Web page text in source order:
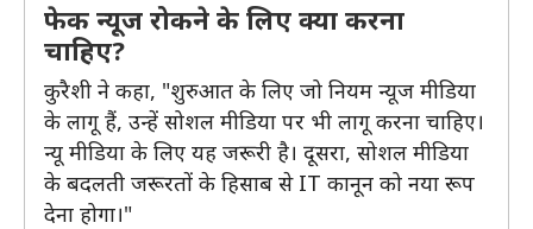
फेक न्यूज रोकने के लिए क्या करना
चाहिए?
कुरैशी ने कहा, "शुरुआत के लिए जो नियम न्यूज मीडिया
के लागू हैं, उन्हें सोशल मीडिया पर भी लागू करना चाहिए।
न्यू मीडिया के लिए यह जरूरी है। दूसरा, सोशल मीडिया
के बदलती जरूरतों के हिसाब से IT कानून को नया रूप
देना होगा।"